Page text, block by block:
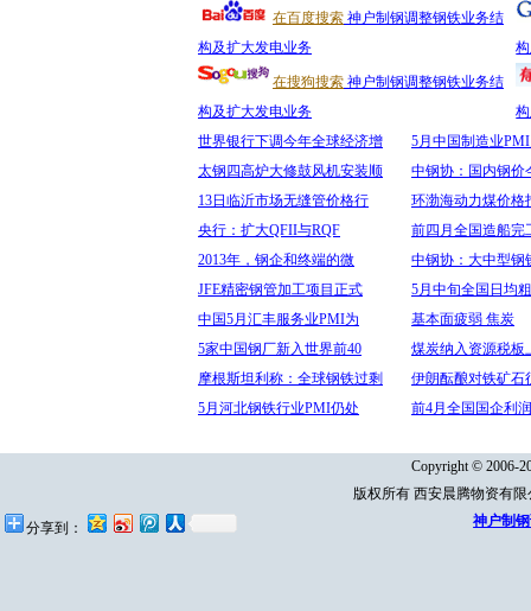
在百度搜索 神户制钢调整钢铁业务结
构及扩大发电业务
在搜狗搜索 神户制钢调整钢铁业务结
构及扩大发电业务
世界银行下调今年全球经济增
太钢四高炉大修鼓风机安装顺
13日临沂市场无缝管价格行
央行：扩大QFII与RQF
2013年，钢企和终端的微
JFE精密钢管加工项目正式
中国5月汇丰服务业PMI为
5家中国钢厂新入世界前40
摩根斯坦利称：全球钢铁过剩
5月河北钢铁行业PMI仍处
5月中国制造业
中钢协：国内钢价
环渤海动力煤价格
前四月全国造船完
中钢协：大中型钢
5月中旬全国日均
基本面疲弱 焦炭
煤炭纳入资源税板
伊朗酝酿对铁矿石
前4月全国国企利
Copyright © 2006-
版权所有 西安晨腾物资有
神户制
分享到：